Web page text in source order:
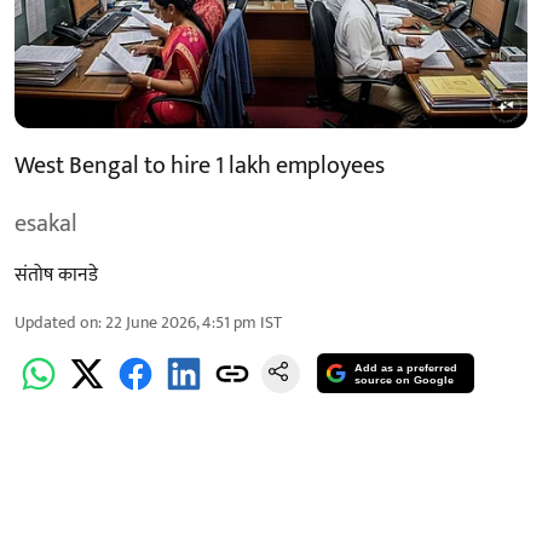
West Bengal to hire 1 lakh employees
esakal
संतोष कानडे
Updated on:22 June 2026, 4:51 pm IST
Add as a preferred
source on Google